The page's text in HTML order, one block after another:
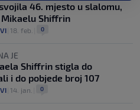
46. mjesto u slalomu,
Shiffrin
18. feb. 0
JE
Shiffrin stigla do
i do pobjede broj 107
14. jan. 0